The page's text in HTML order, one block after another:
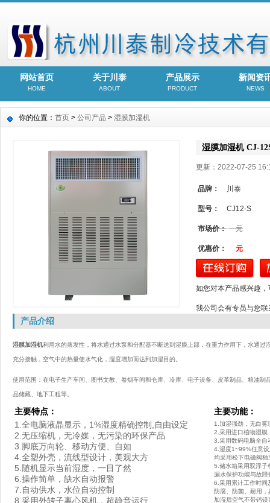
网站首页
HOME
关于川泰
ABOUT
产品展示
PRODUCT
新闻资
NEWS
你的位置： 首页 > 公司产品 > 湿膜加湿机
湿膜加湿机 CJ-
更新：2022-07-25
品牌： 川泰
型号： CJ12-S
市场价： 元
优惠价： 元
如您对本产品感兴趣，
我公司会有专员与您
产品介绍
湿膜加湿机利用水的蒸发性，将水通过水泵和分配器不断送到湿膜上部，在重力作用下，水通
充分接触，空气中的热量使水气化，湿度增加而达到加湿目的。
使用范围：在电子生产车间、图书文教、卷烟车间和仓库、冷库、电子设备、皮革制品、粮油
品储藏、地下工程等。
主要特点：
主要功能：
1.全电脑液晶显示，1%湿度精确控制,自由设定
2.无压缩机，无冷媒，无污染的环保产品
3.脚底万向轮、移动方便、自如
4.全塑外壳，流线型设计，美观大方
5.随机显示当前湿度，一目了然
6.操作简单，缺水自动报警
7.自动供水，水位自动控制
8.采用外转子离心风机，超静音运行
1.加湿强劲，无白雾
2.采用进口植物湿膜
3.采用数码电脑全自
4.湿度1~99%任意
均采用松下电磁阀
5.储水箱采用双浮子
漏水保护功能与故
6.采用累计工作时间
防腐、防菌、耐用
加湿后空气不带钙镁